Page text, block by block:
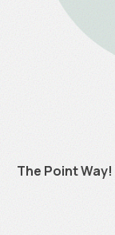
The Point Way!